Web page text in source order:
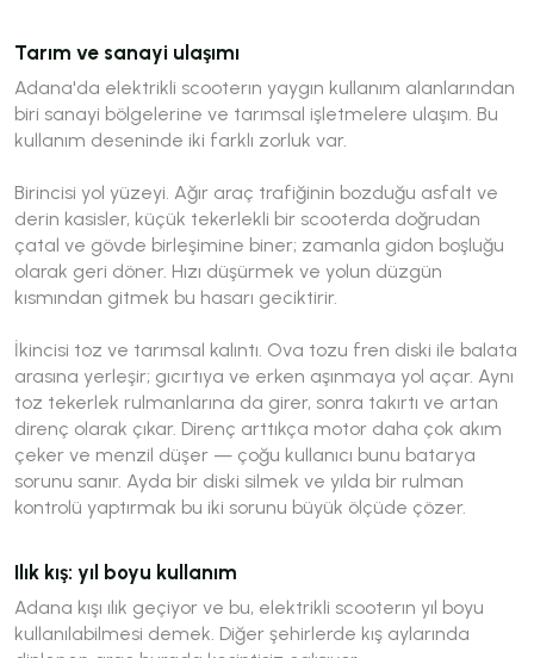
Tarım ve sanayi ulaşımı
Adana'da elektrikli scooterın yaygın kullanım alanlarından
biri sanayi bölgelerine ve tarımsal işletmelere ulaşım. Bu
kullanım deseninde iki farklı zorluk var.
Birincisi yol yüzeyi. Ağır araç trafiğinin bozduğu asfalt ve
derin kasisler, küçük tekerlekli bir scooterda doğrudan
çatal ve gövde birleşimine biner; zamanla gidon boşluğu
olarak geri döner. Hızı düşürmek ve yolun düzgün
kısmından gitmek bu hasarı geciktirir.
İkincisi toz ve tarımsal kalıntı. Ova tozu fren diski ile balata
arasına yerleşir; gıcırtıya ve erken aşınmaya yol açar. Aynı
toz tekerlek rulmanlarına da girer, sonra takırtı ve artan
direnç olarak çıkar. Direnç arttıkça motor daha çok akım
çeker ve menzil düşer — çoğu kullanıcı bunu batarya
sorunu sanır. Ayda bir diski silmek ve yılda bir rulman
kontrolü yaptırmak bu iki sorunu büyük ölçüde çözer.
Ilık kış: yıl boyu kullanım
Adana kışı ılık geçiyor ve bu, elektrikli scooterın yıl boyu
kullanılabilmesi demek. Diğer şehirlerde kış aylarında